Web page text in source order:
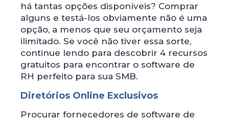
há tantas opções disponíveis? Comprar
alguns e testá-los obviamente não é uma
opção, a menos que seu orçamento seja
ilimitado. Se você não tiver essa sorte,
continue lendo para descobrir 4 recursos
gratuitos para encontrar o software de
RH perfeito para sua SMB.
Diretórios Online Exclusivos
Procurar fornecedores de software de